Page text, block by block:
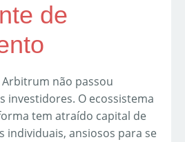
de
não passou
investidores. O ecossistema
tem atraído capital de
individuais, ansiosos para se